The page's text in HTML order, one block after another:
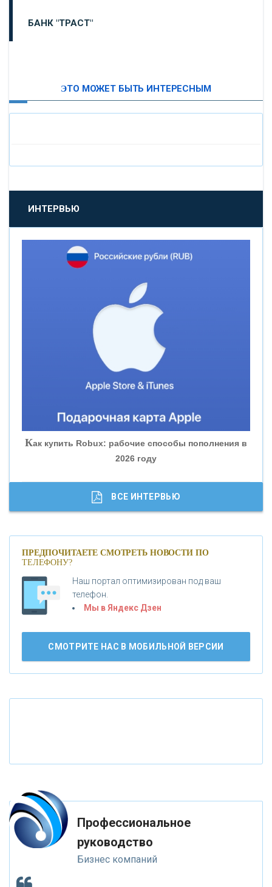
БАНК "ТРАСТ"
«БАНК САНКТ-ПЕТЕРБУРГ»
«ПРОМСВЯЗЬБАНК»
«НОВИКОМБАНК»
«ВНЕШПРОМБАНК»
«БАНК ГЛОБЭКС»
«СОВКОМБАНК»
«ГАЗПРОМБАНК»
«МОСКОВСКИЙ КРЕДИТНЫЙ БАНК»
«БАНК ВОЗРОЖДЕНИЕ»
АО «КРЕДИТ ЕВРОПА БАНК»
«ФК ОТКРЫТИЕ»
«ЗАПСИБКОМБАНК»
«РОСЕВРОБАНК»
ЭТО МОЖЕТ БЫТЬ ИНТЕРЕСНЫМ
ИНТЕРВЬЮ
Как купить Robux: рабочие способы пополнения в
2026 году
Банки.ру обновил логотип впервые за 19 лет -
ВСЕ ИНТЕРВЬЮ
ПРЕДПОЧИТАЕТЕ СМОТРЕТЬ НОВОСТИ ПО
ТЕЛЕФОНУ?
Наш портал оптимизирован под ваш
телефон.
Мы в Яндекс Дзен
СМОТРИТЕ НАС В МОБИЛЬНОЙ ВЕРСИИ
Профессиональное
руководство
Бизнес компаний